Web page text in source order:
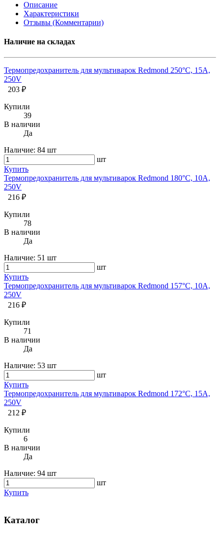
Описание
Характеристики
Отзывы (Комментарии)
Наличие на складах
Термопредохранитель для мультиварок Redmond 250°C, 15А,
250V
203 ₽
Купили
39
В наличии
Да
Наличие: 84 шт
шт
Купить
Термопредохранитель для мультиварок Redmond 180°C, 10А,
250V
216 ₽
Купили
78
В наличии
Да
Наличие: 51 шт
шт
Купить
Термопредохранитель для мультиварок Redmond 157°C, 10А,
250V
216 ₽
Купили
71
В наличии
Да
Наличие: 53 шт
шт
Купить
Термопредохранитель для мультиварок Redmond 172°C, 15А,
250V
212 ₽
Купили
6
В наличии
Да
Наличие: 94 шт
шт
Купить
Каталог